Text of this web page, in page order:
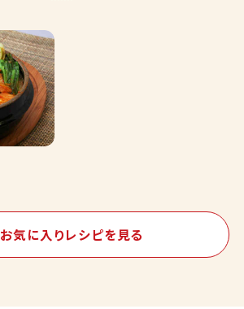
お気に入りレシピを見る